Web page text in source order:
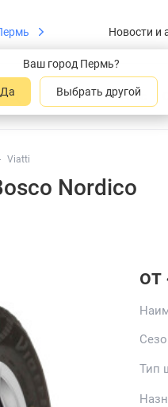
Ваш город Пермь?
Да Выбрать другой
Новости и
О нас
Viatti
Nordico
от
Тип